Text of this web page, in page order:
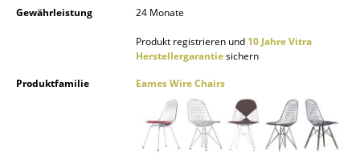
Gewährleistung
24 Monate
Produkt registrieren und 10 Jahre Vitra
Herstellergarantiesichern
Produktfamilie
Eames Wire Chairs